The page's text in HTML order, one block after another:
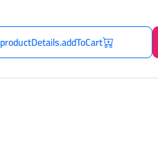
productDetails.addToCart